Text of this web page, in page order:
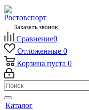
Заказать звонок
Сравнение0
Отложенные 0
Корзина пуста 0
Каталог